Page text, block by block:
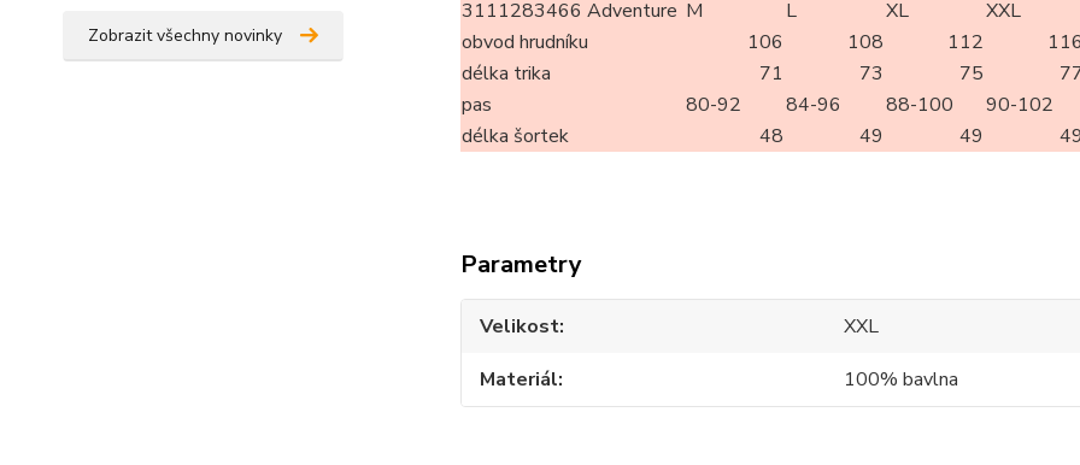
Zobrazit všechny novinky
3111283466 Adventure M L XL
XXL
obvod hrudníku
106 108 112
116
délka trika
71 73 75
pas
80-92 84-96 88-100
90-102
délka šortek
48 49 49 49
Parametry
Velikost
XXL
Materiál
100% bavlna